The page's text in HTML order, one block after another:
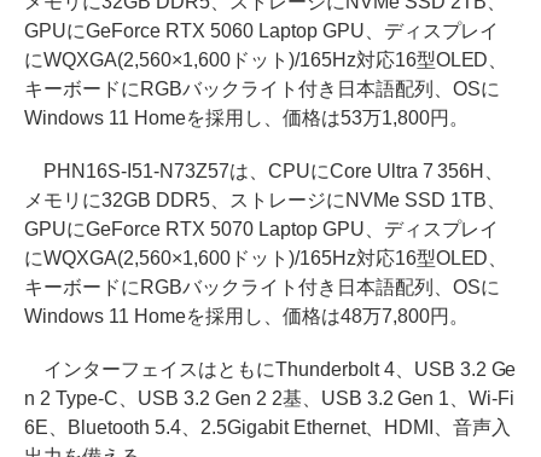
GPUにGeForce RTX 5060 Laptop GPU、ディスプレイ
にWQXGA(2,560×1,600ドット)/165Hz対応16型OLED、
キーボードにRGBバックライト付き日本語配列、OSに
Windows 11 Homeを採用し、価格は53万1,800円。
PHN16S-I51-N73Z57は、CPUにCore Ultra 7 356H、
メモリに32GB DDR5、ストレージにNVMe SSD 1TB、
GPUにGeForce RTX 5070 Laptop GPU、ディスプレイ
にWQXGA(2,560×1,600ドット)/165Hz対応16型OLED、
キーボードにRGBバックライト付き日本語配列、OSに
Windows 11 Homeを採用し、価格は48万7,800円。
インターフェイスはともにThunderbolt 4、USB 3.2 Ge
n 2 Type-C、USB 3.2 Gen 2 2基、USB 3.2 Gen 1、Wi-Fi
6E、Bluetooth 5.4、2.5Gigabit Ethernet、HDMI、音声入